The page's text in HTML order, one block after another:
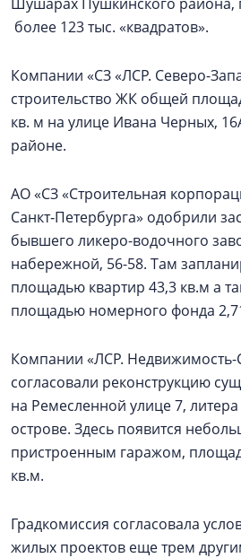
более 123 тыс. «квадратов».
Компании «СЗ «ЛСР. Северо-
строительство ЖК общей
кв. м на улице Ивана Черных,
районе.
АО «СЗ «Строительная
Санкт‑Петербурга» одобрили
бывшего ликеро-водочного
набережной, 56-58. Там
площадью квартир 43,3 кв.м а
площадью номерного фонда
Компании «ЛСР. Недвижимость-
согласовали реконструкцию
на Ремесленной улице 7,
острове. Здесь появится
пристроенным гаражом,
кв.м.
Градкомиссия согласовала
жилых проектов еще трем